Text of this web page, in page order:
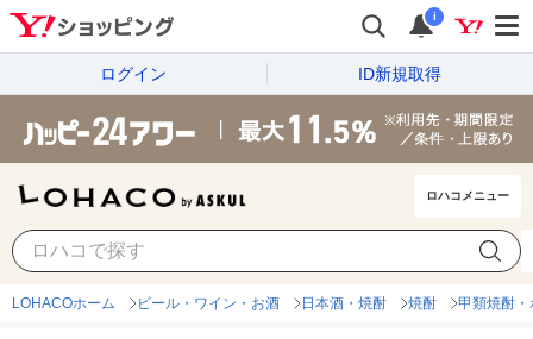
i
ログイン ID新規取得
ロハコメニュー
LOHACOホーム ビール・ワイン・お酒 日本酒・焼酎 焼酎 甲類焼酎